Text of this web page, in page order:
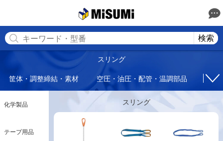
検索
スリング
筐体・調整締結・素材 空圧・油圧・配管・温調部品 回転
化学製品
テープ用品
スリング